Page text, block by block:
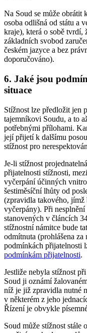
Na Soud se může obrátit
osoba odlišná od státu a
kraje), která o sobě tvrdí,
základních svobod
českém jazyce a bez
doporučováno).
6. Jaké jsou
situace
Stížnost lze předložit jen
tajemníkovi Soudu, a to
potřebnými přílohami.
její přijetí k dalšímu
stížnost pro
Je-li stížnost
přijatelnosti stížnosti,
vyčerpání účinných
šestiměsíční lhůty od
(zpravidla takového,
vyčerpány). Při
stanovených v článcích
stížnostní námitce bude
odmítnuta (prohlášena
podmínkách přijatelnosti
podmínkám přijatelnosti.
Jestliže nebyla stížnost
Soud ji oznámí
níž je již zpravidla nutné
v některém z jeho
Řízení je obvykle
Soud může stížnost